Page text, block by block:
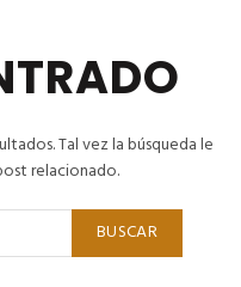
Tal vez la búsqueda le
relacionado.
BUSCAR